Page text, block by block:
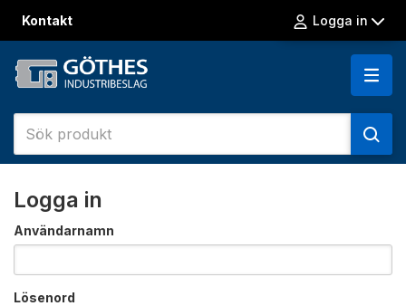
Kontakt Logga in
Logga in
Användarnamn
Lösenord